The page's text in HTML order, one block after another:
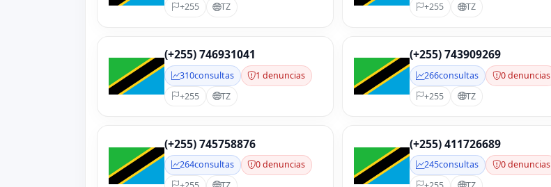
+255
TZ
+255
TZ
(+255) 746931041
310consultas
1 denuncias
+255
TZ
(+255) 743909269
266consultas
0 denuncias
+255
TZ
(+255) 745758876
264consultas
0 denuncias
(+255) 411726689
245consultas
0 denuncias